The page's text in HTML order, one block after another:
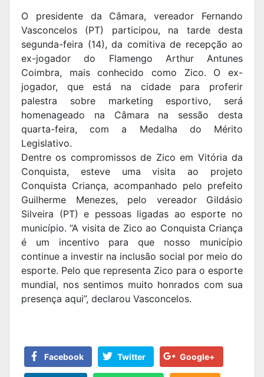
O presidente da Câmara, vereador Fernando
Vasconcelos (PT) participou, na tarde desta
segunda-feira (14), da comitiva de recepção ao
ex-jogador do Flamengo Arthur Antunes
Coimbra, mais conhecido como Zico. O ex-
jogador, que está na cidade para proferir
palestra sobre marketing esportivo, será
homenageado na Câmara na sessão desta
quarta-feira, com a Medalha do Mérito
Legislativo.
Dentre os compromissos de Zico em Vitória da
Conquista, esteve uma visita ao projeto
Conquista Criança, acompanhado pelo prefeito
Guilherme Menezes, pelo vereador Gildásio
Silveira (PT) e pessoas ligadas ao esporte no
município. “A visita de Zico ao Conquista Criança
é um incentivo para que nosso município
continue a investir na inclusão social por meio do
esporte. Pelo que representa Zico para o esporte
mundial, nos sentimos muito honrados com sua
presença aqui”, declarou Vasconcelos.
Facebook Twitter Google+